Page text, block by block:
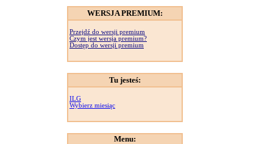
WERSJA PREMIUM:
Przejdź do wersji premium
Czym jest wersja premium?
Dostęp do wersji premium
Tu jesteś:
ILG
Wybierz miesiąc
Menu: